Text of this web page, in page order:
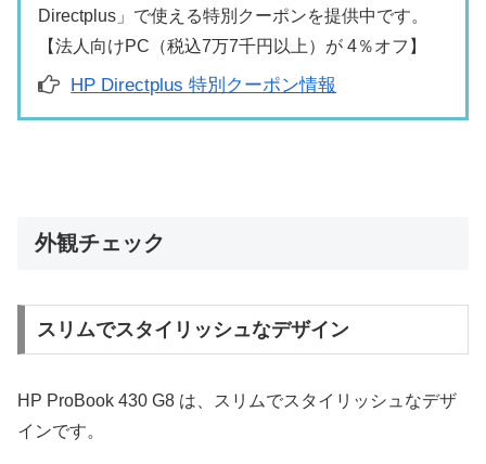
Directplus」で使える特別クーポンを提供中です。
【法人向けPC（税込7万7千円以上）が 4％オフ】
HP Directplus 特別クーポン情報
外観チェック
スリムでスタイリッシュなデザイン
HP ProBook 430 G8 は、スリムでスタイリッシュなデザ
インです。